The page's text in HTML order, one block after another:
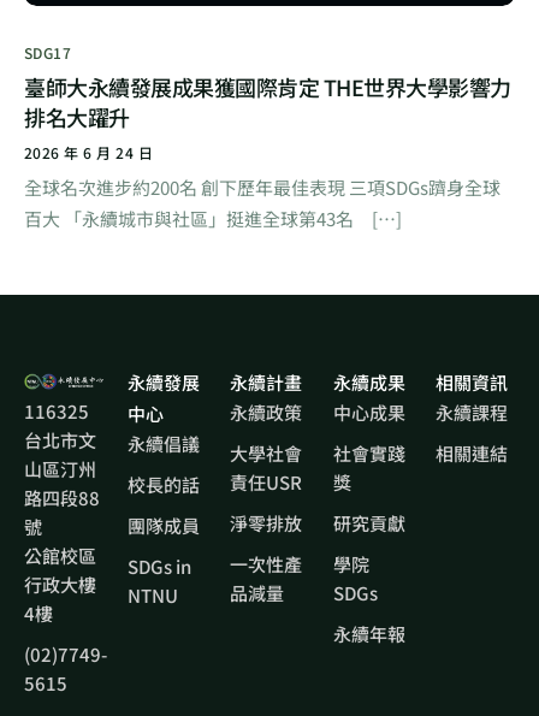
SDG17
臺師大永續發展成果獲國際肯定 THE世界大學影響力
排名大躍升
2026 年 6 月 24 日
全球名次進步約200名 創下歷年最佳表現 三項SDGs躋身全球
百大 「永續城市與社區」挺進全球第43名 […]
116325
台北市文
山區汀州
路四段88
號
公館校區
行政大樓
4樓
(02)7749-
5615
永續發展
中心
永續倡議
校長的話
團隊成員
SDGs in
NTNU
永續計畫
永續政策
大學社會
責任USR
淨零排放
一次性產
品減量
永續成果
中心成果
社會實踐
獎
研究貢獻
學院
SDGs
永續年報
相關資訊
永續課程
相關連結